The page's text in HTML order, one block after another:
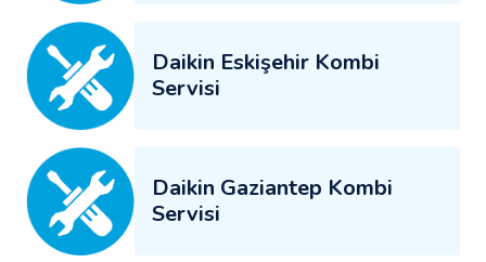
Daikin Eskişehir Kombi
Servisi
Daikin Gaziantep Kombi
Servisi